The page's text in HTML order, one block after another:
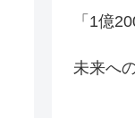
「1億
未来へ